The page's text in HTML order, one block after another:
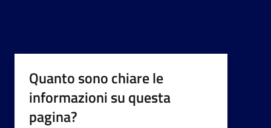
Quanto sono chiare le
informazioni su questa
pagina?